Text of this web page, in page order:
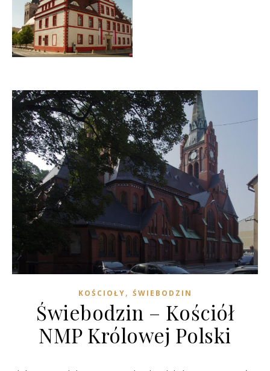
KOŚCIOŁY, ŚWIEBODZIN
Świebodzin – Kościół
NMP Królowej Polski